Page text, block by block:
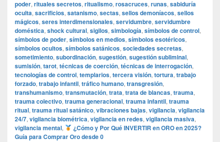
poder, rituales secretos, ritualismo, rosacruces, runas, sabiduría
oculta, sacrificios, satanismo, sectas, sellos demoníacos, sellos
mágicos, seres interdimensionales, servidumbre, servidumbre
doméstica, shock cultural, sigilos, simbología, símbolos de control,
símbolos de poder, símbolos en medios, símbolos esotéricos,
símbolos ocultos, símbolos satánicos, sociedades secretas,
sometimiento, subordinación, sugestión, sugestión subliminal,
sumisión, tarot, técnicas de coerción, técnicas de interrogación,
tecnologías de control, templarios, tercera visión, tortura, trabajo
forzado, trabajo infantil, tráfico humano, transgresión,
transhumanismo, transmutación, trata, trata de blancas, trauma,
trauma colectivo, trauma generacional, trauma infantil, trauma
ritual, trauma ritual satánico, vibraciones bajas, vigilancia, vigilancia
24/7, vigilancia biométrica, vigilancia en redes, vigilancia masiva,
vigilancia mental,
¿Cómo y Por Qué INVERTIR en ORO en 2025?
Guía para Comprar Oro desde 0